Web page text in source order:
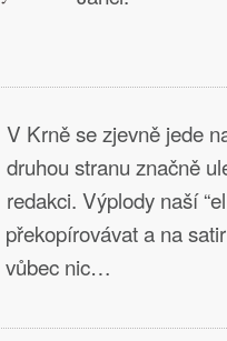
V Krně se zjevně jede
druhou stranu značně
redakci. Výplody naší
překopírovávat a na
vůbec nic…